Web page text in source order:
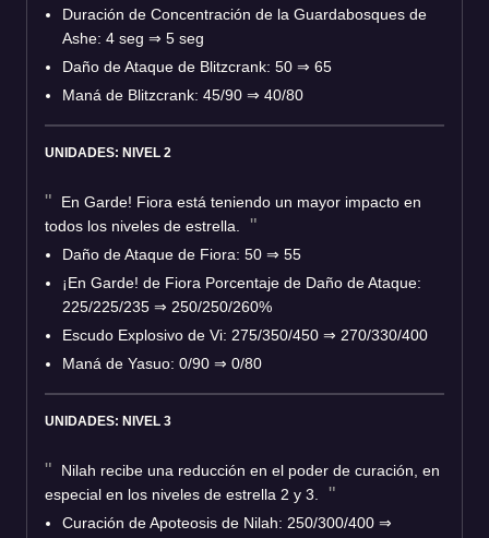
Duración de Concentración de la Guardabosques de
Ashe: 4 seg ⇒ 5 seg
Daño de Ataque de Blitzcrank: 50 ⇒ 65
Maná de Blitzcrank: 45/90 ⇒ 40/80
UNIDADES: NIVEL 2
En Garde! Fiora está teniendo un mayor impacto en
todos los niveles de estrella.
Daño de Ataque de Fiora: 50 ⇒ 55
¡En Garde! de Fiora Porcentaje de Daño de Ataque:
225/225/235 ⇒ 250/250/260%
Escudo Explosivo de Vi: 275/350/450 ⇒ 270/330/400
Maná de Yasuo: 0/90 ⇒ 0/80
UNIDADES: NIVEL 3
Nilah recibe una reducción en el poder de curación, en
especial en los niveles de estrella 2 y 3.
Curación de Apoteosis de Nilah: 250/300/400 ⇒